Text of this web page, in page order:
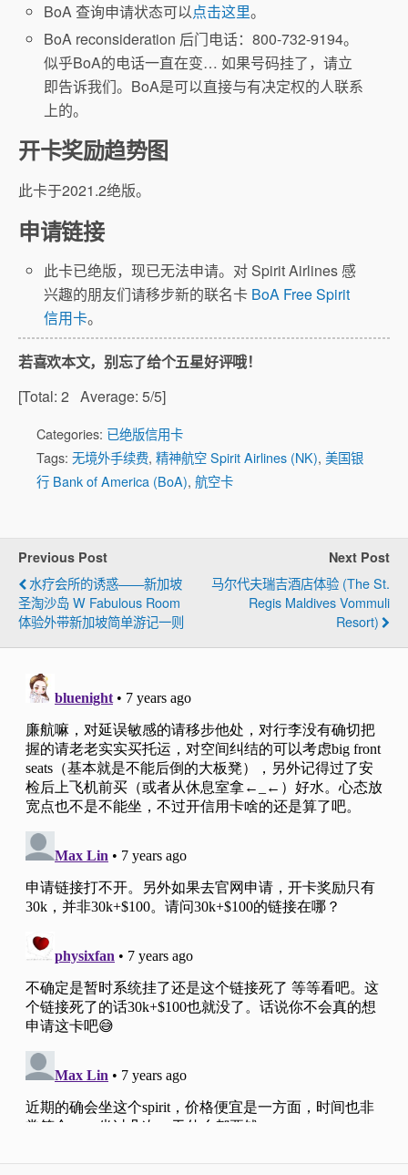
BoA 查询申请状态可以点击这里。
BoA reconsideration 后门电话：800-732-9194。
似乎BoA的电话一直在变… 如果号码挂了，请立
即告诉我们。BoA是可以直接与有决定权的人联系
上的。
开卡奖励趋势图
此卡于2021.2绝版。
申请链接
此卡已绝版，现已无法申请。对 Spirit Airlines 感
兴趣的朋友们请移步新的联名卡 BoA Free Spirit
信用卡。
若喜欢本文，别忘了给个五星好评哦！
[Total: 2 Average: 5/5]
Categories: 已绝版信用卡
Tags: 无境外手续费, 精神航空 Spirit Airlines (NK), 美国银
行 Bank of America (BoA), 航空卡
Previous Post
水疗会所的诱惑——新加坡
圣淘沙岛 W Fabulous Room
体验外带新加坡简单游记一则
Next Post
马尔代夫瑞吉酒店体验 (The St.
Regis Maldives Vommuli
Resort)